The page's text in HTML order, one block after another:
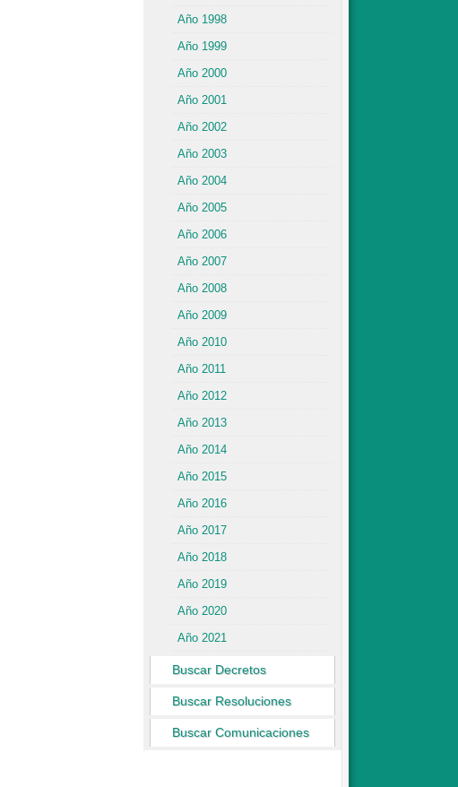
Año 1998
Año 1999
Año 2000
Año 2001
Año 2002
Año 2003
Año 2004
Año 2005
Año 2006
Año 2007
Año 2008
Año 2009
Año 2010
Año 2011
Año 2012
Año 2013
Año 2014
Año 2015
Año 2016
Año 2017
Año 2018
Año 2019
Año 2020
Año 2021
Buscar Decretos
Buscar Resoluciones
Buscar Comunicaciones